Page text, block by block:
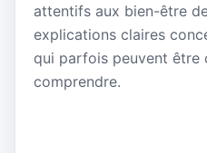
attentifs aux bien-être
explications claires
qui parfois peuvent être
comprendre.